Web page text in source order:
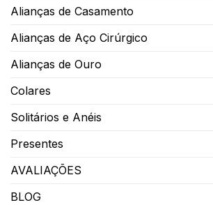
Alianças de Casamento
Alianças de Aço Cirúrgico
Alianças de Ouro
Colares
Solitários e Anéis
Presentes
AVALIAÇÕES
BLOG